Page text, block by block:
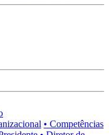
• Competências